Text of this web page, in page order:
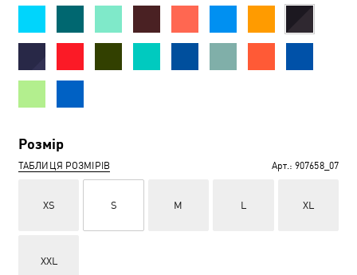
Розмір
ТАБЛИЦЯ РОЗМІРІВ Арт.: 907658_07
XS S M L XL
XXL